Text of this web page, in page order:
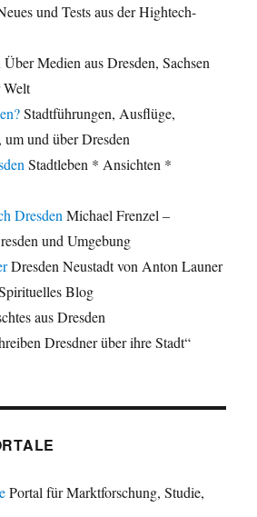
und Tests aus der Hightech-
Über Medien aus Dresden, Sachsen
Welt
Stadtführungen, Ausflüge,
um und über Dresden
Stadtleben * Ansichten *
Dresden Michael Frenzel –
und Umgebung
Dresden Neustadt von Anton Launer
Blog
aus Dresden
Dresdner über ihre Stadt“
Portal für Marktforschung, Studie,